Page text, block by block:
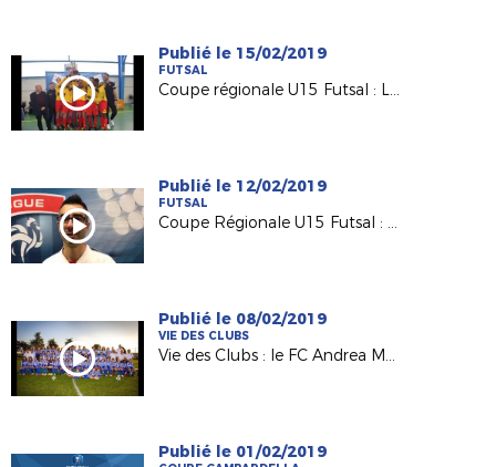
Publié le 15/02/2019
FUTSAL
Coupe régionale U15 Futsal : Le Mans remporte le trophée !
Publié le 12/02/2019
FUTSAL
Coupe Régionale U15 Futsal : une première édition réussie !
Publié le 08/02/2019
VIE DES CLUBS
Vie des Clubs : le FC Andrea Macairois en mode "Coupe du Monde 2019"
Publié le 01/02/2019